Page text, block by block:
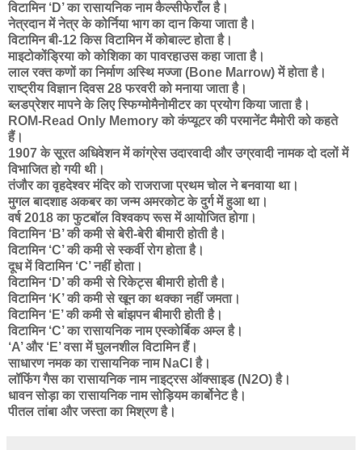
विटामिन ‘D’ का रासायनिक नाम कैल्सीफेराँल है।
नेत्रदान में नेत्र के कोर्निया भाग का दान किया जाता है।
विटामिन बी-12 किस विटामिन में कोबाल्ट होता है।
माइटोकोंड्रिया को कोशिका का पावरहाउस कहा जाता है।
लाल रक्त कणों का निर्माण अस्थि मज्जा (Bone Marrow) में होता है।
राष्ट्रीय विज्ञान दिवस 28 फरवरी को मनाया जाता है।
ब्लडप्रेशर मापने के लिए स्फिग्मोमैनोमीटर का प्रयोग किया जाता है।
ROM-Read Only Memory को कंप्यूटर की परमानेंट मैमोरी को कहते
हैं।
1907 के सूरत अधिवेशन में कांग्रेस उदारवादी और उग्रवादी नामक दो दलों में
विभाजित हो गयी थी।
तंजौर का वृहदेश्वर मंदिर को राजराजा प्रथम चोल ने बनवाया था।
मुगल बादशाह अकबर का जन्म अमरकोट के दुर्ग में हुआ था।
वर्ष 2018 का फुटबॉल विश्वकप रूस में आयोजित होगा।
विटामिन ‘B’ की कमी से बेरी-बेरी बीमारी होती है।
विटामिन ‘C’ की कमी से स्कर्वी रोग होता है।
दूध में विटामिन ‘C’ नहीं होता।
विटामिन ‘D’ की कमी से रिकेट्स बीमारी होती है।
विटामिन ‘K’ की कमी से खून का थक्का नहीं जमता।
विटामिन ‘E’ की कमी से बांझपन बीमारी होती है।
विटामिन ‘C’ का रासायनिक नाम एस्कोर्बिक अम्ल है।
‘A’ और ‘E’ वसा में घुलनशील विटामिन हैं।
साधारण नमक का रासायनिक नाम NaCl है।
लॉफिंग गैस का रासायनिक नाम नाइट्रस ऑक्साइड (N2O) है।
धावन सोड़ा का रासायनिक नाम सोड़ियम कार्बोनेट है।
पीतल तांबा और जस्ता का मिश्रण है।